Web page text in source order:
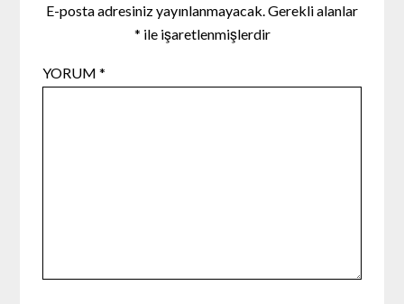
E-posta adresiniz yayınlanmayacak. Gerekli alanlar
* ile işaretlenmişlerdir
YORUM*